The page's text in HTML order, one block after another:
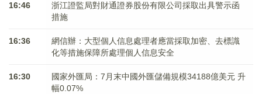
16:46
浙江證監局對財通證券股份有限公司採取出具警示函
措施
16:36
網信辦：大型個人信息處理者應當採取加密、去標識
化等措施保障所處理個人信息安全
16:30
國家外匯局：7月末中國外匯儲備規模34188億美元 升
幅0.07%